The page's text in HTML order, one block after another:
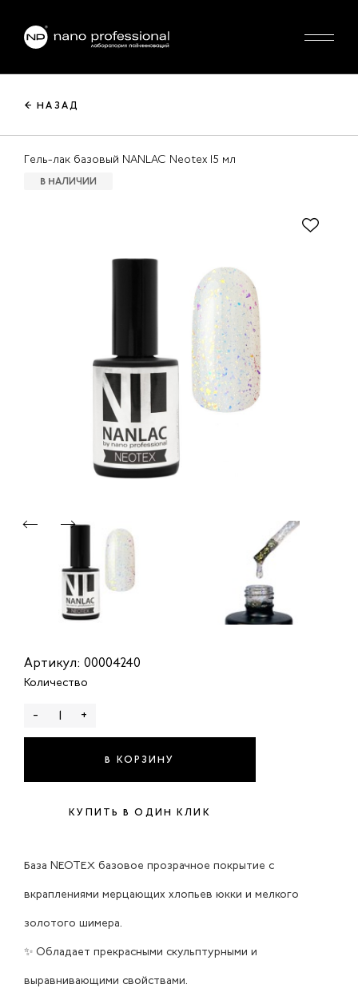
← НАЗАД
Гель-лак базовый NANLAC Neotex 15 мл
В НАЛИЧИИ
Артикул: 00004240
Количество
- +
В КОРЗИНУ
КУПИТЬ В ОДИН КЛИК
База NEOTEX базовое прозрачное покрытие с
вкраплениями мерцающих хлопьев юкки и мелкого
золотого шимера.
✨ Обладает прекрасными скульптурными и
выравнивающими свойствами.